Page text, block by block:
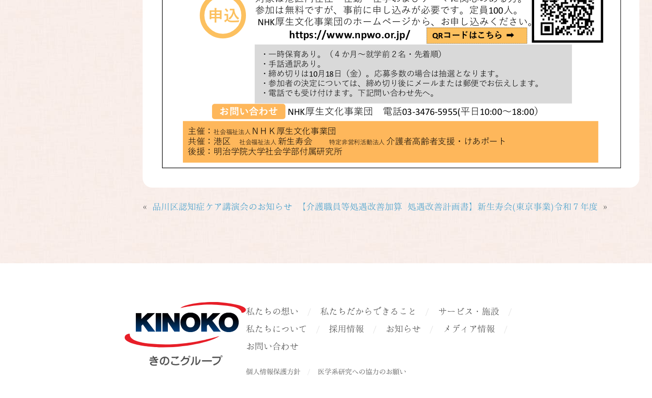
« 品川区認知症ケア講演会のお知らせ 【介護職員等処遇改善加算 処遇改善計画書】新生寿会(東京事業)令和７年度 »
私たちの想い 私たちだからできること
サービス・施設
私たちについて
採用情報 お知らせ
メディア情報
お問い合わせ
個人情報保護方針 医学系研究への協力のお願い